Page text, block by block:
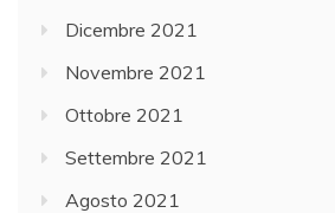
Dicembre 2021
Novembre 2021
Ottobre 2021
Settembre 2021
Agosto 2021